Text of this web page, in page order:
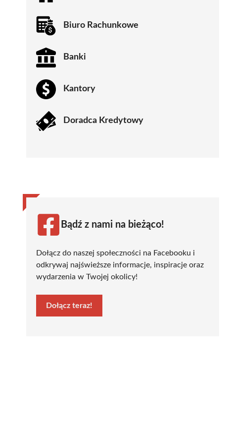
Biuro Rachunkowe
Banki
Kantory
Doradca Kredytowy
Bądź z nami na bieżąco!
Dołącz do naszej społeczności na Facebooku i
odkrywaj najświeższe informacje, inspiracje oraz
wydarzenia w Twojej okolicy!
Dołącz teraz!